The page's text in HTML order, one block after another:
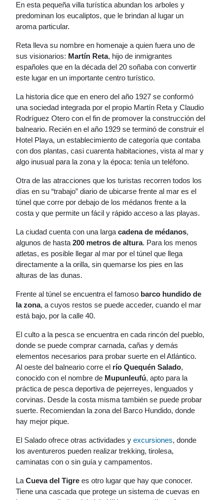
En esta pequeña villa turística abundan los arboles y
predominan los eucaliptos, que le brindan al lugar un
aroma particular.
Reta lleva su nombre en homenaje a quien fuera uno de
sus visionarios: Martín Reta, hijo de inmigrantes
españoles que en la década del 20 soñaba con convertir
este lugar en un importante centro turístico.
La historia dice que en enero del año 1927 se conformó
una sociedad integrada por el propio Martín Reta y Claudio
Rodríguez Otero con el fin de promover la construcción del
balneario. Recién en el año 1929 se terminó de construir el
Hotel Playa, un establecimiento de categoría que contaba
con dos plantas, casi cuarenta habitaciones, vista al mar y
algo inusual para la zona y la época: tenía un teléfono.
Otra de las atracciones que los turistas recorren todos los
días en su “trabajo” diario de ubicarse frente al mar es el
túnel que corre por debajo de los médanos frente a la
costa y que permite un fácil y rápido acceso a las playas.
La ciudad cuenta con una larga cadena de médanos,
algunos de hasta 200 metros de altura. Para los menos
atletas, es posible llegar al mar por el túnel que llega
directamente a la orilla, sin quemarse los pies en las
alturas de las dunas.
Frente al túnel se encuentra el famoso barco hundido de
la zona, a cuyos restos se puede acceder, cuando el mar
está bajo, por la calle 40.
El culto a la pesca se encuentra en cada rincón del pueblo,
donde se puede comprar carnada, cañas y demás
elementos necesarios para probar suerte en el Atlántico.
Al oeste del balneario corre el río Quequén Salado,
conocido con el nombre de Mupunleufú, apto para la
práctica de pesca deportiva de pejerreyes, lenguados y
corvinas. Desde la costa misma también se puede probar
suerte. Recomiendan la zona del Barco Hundido, donde
hay mejor pique.
El Salado ofrece otras actividades y excursiones, donde
los aventureros pueden realizar trekking, tirolesa,
caminatas con o sin guía y campamentos.
La Cueva del Tigre es otro lugar que hay que conocer.
Tiene una cascada que protege un sistema de cuevas en